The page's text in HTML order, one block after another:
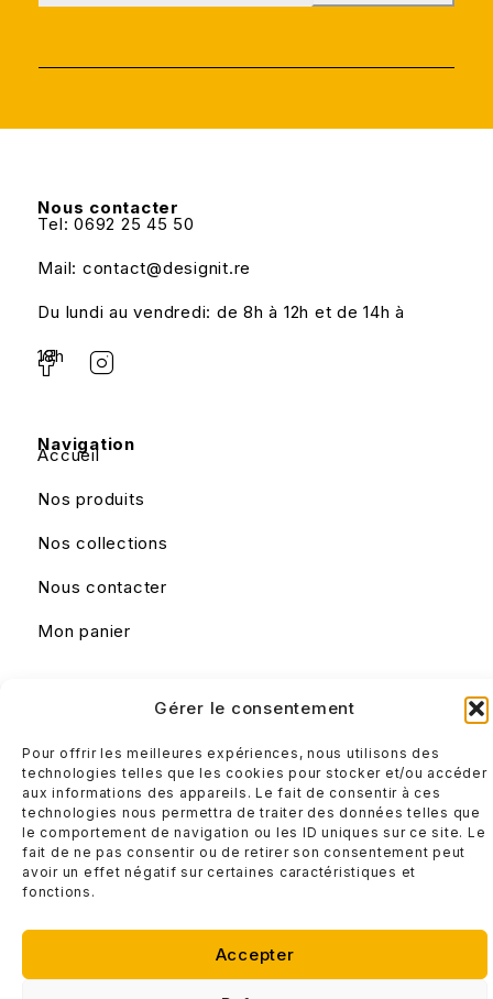
Gérer le consentement
Pour offrir les meilleures expériences, nous utilisons des
technologies telles que les cookies pour stocker et/ou accéder
aux informations des appareils. Le fait de consentir à ces
technologies nous permettra de traiter des données telles que
le comportement de navigation ou les ID uniques sur ce site. Le
fait de ne pas consentir ou de retirer son consentement peut
avoir un effet négatif sur certaines caractéristiques et
fonctions.
Accepter
Nous contacter
Tel: 0692 25 45 50
Mail: contact@designit.re
Du lundi au vendredi: de 8h à 12h et de 14h à
18h
Navigation
Accueil
Nos produits
Nos collections
Nous contacter
Mon panier
Mentions légales
Conditions générales de ventes
© Design IT 2025